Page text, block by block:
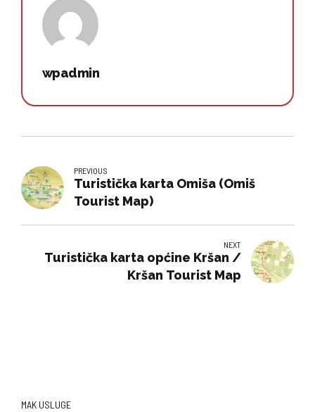
wpadmin
PREVIOUS
Turistička karta Omiša (Omiš
Tourist Map)
NEXT
Turistička karta općine Kršan /
Kršan Tourist Map
MAK USLUGE